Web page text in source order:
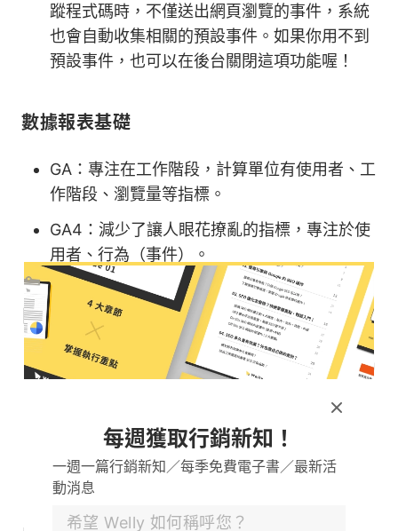
每週獲取行銷新知！
一週一篇行銷新知／每季免費電子書／最新活
動消息
蹤程式碼時，不僅送出網頁瀏覽的事件，系統
也會自動收集相關的預設事件。如果你用不到
預設事件，也可以在後台關閉這項功能喔！
數據報表基礎
GA：專注在工作階段，計算單位有使用者、工
作階段、瀏覽量等指標。
GA4：減少了讓人眼花撩亂的指標，專注於使
用者、行為（事件）。
目標對象
GA：使用區隔來進行篩選，藉由區隔來篩選出
GA4：新增「目標對象」功能，可以依據維
度、指標和事件來區隔，讓你可以篩選出符合
資格的目標對象。